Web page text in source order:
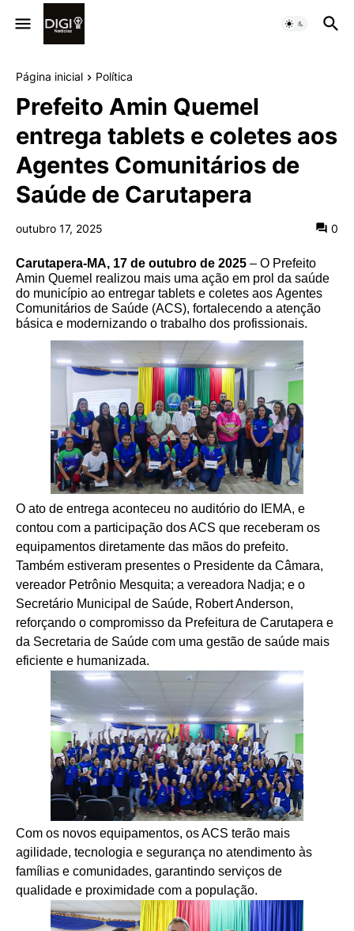
Página inicial Política
Prefeito Amin Quemel
entrega tablets e coletes aos
Agentes Comunitários de
Saúde de Carutapera
outubro 17, 2025 0
Carutapera-MA, 17 de outubro de 2025 – O Prefeito
Amin Quemel realizou mais uma ação em prol da saúde
do município ao entregar tablets e coletes aos Agentes
Comunitários de Saúde (ACS), fortalecendo a atenção
básica e modernizando o trabalho dos profissionais.
O ato de entrega aconteceu no auditório do IEMA, e
contou com a participação dos ACS que receberam os
equipamentos diretamente das mãos do prefeito.
Também estiveram presentes o Presidente da Câmara,
vereador Petrônio Mesquita; a vereadora Nadja; e o
Secretário Municipal de Saúde, Robert Anderson,
reforçando o compromisso da Prefeitura de Carutapera e
da Secretaria de Saúde com uma gestão de saúde mais
eficiente e humanizada.
Com os novos equipamentos, os ACS terão mais
agilidade, tecnologia e segurança no atendimento às
famílias e comunidades, garantindo serviços de
qualidade e proximidade com a população.